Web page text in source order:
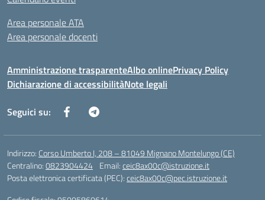
Area personale ATA
Area personale docenti
Amministrazione trasparenteAlbo onlinePrivacy Policy
Dichiarazione di accessibilitàNote legali
Seguici su:
Indirizzo: Corso Umberto I, 208 – 81049 Mignano Montelungo (CE)
Centralino:0823904424 Email:ceic8ax00c@istruzione.it
Posta elettronica certificata (PEC):ceic8ax00c@pec.istruzione.it